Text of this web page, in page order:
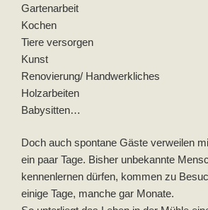
Gartenarbeit
Kochen
Tiere versorgen
Kunst
Renovierung/ Handwerkliches
Holzarbeiten
Babysitten…
Doch auch spontane Gäste verweilen
ein paar Tage. Bisher unbekannte
kennenlernen dürfen, kommen zu
einige Tage, manche gar Monate.